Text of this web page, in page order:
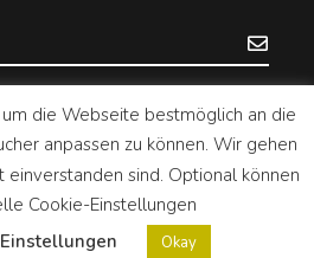
die Webseite bestmöglich an die
anpassen zu können. Wir gehen
einverstanden sind. Optional können
Cookie-Einstellungen
Einstellungen Okay